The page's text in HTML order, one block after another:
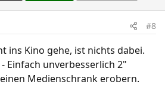
#8
ins Kino gehe, ist nichts dabei.
Einfach unverbesserlich 2"
Medienschrank erobern.